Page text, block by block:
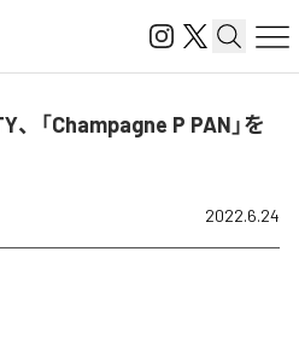
「Champagne P PAN」を
2022.6.24